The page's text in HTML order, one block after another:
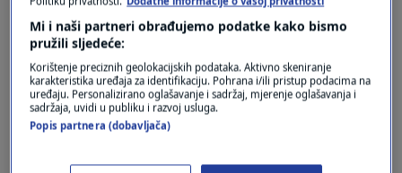
A da povuče vodu kad završi izlaganje? Čisto iz
higijene. Smrdi, brate, do neba!
P S
Podrži i dalje gamad koja uništava svijet i ne
osjećaj ,bar malo, odgovornosti za ono što ovi
IDIOTI rade, E to je karakter!
Mi i naši partneri obrađujemo podatke kako bismo
pružili sljedeće:
Korištenje preciznih geolokacijskih podataka. Aktivno skeniranje
karakteristika uređaja za identifikaciju. Pohrana i/ili pristup podacima na
uređaju. Personalizirano oglašavanje i sadržaj, mjerenje oglašavanja i
sadržaja, uvidi u publiku i razvoj usluga.
Popis partnera (dobavljača)